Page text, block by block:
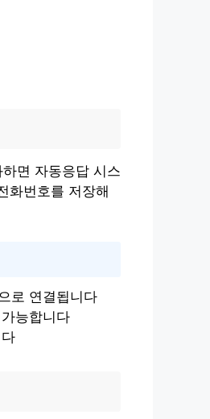
면 자동응답 시스
화번호를 저장해
로 연결됩니다
능합니다